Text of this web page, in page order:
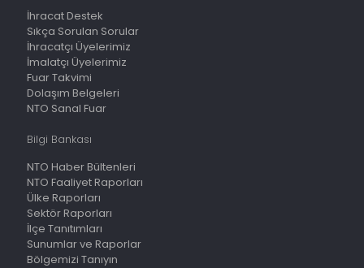
İhracat Destek
Sıkça Sorulan Sorular
İhracatçı Üyelerimiz
İmalatçı Üyelerimiz
Fuar Takvimi
Dolaşım Belgeleri
NTO Sanal Fuar
Bilgi Bankası
NTO Haber Bültenleri
NTO Faaliyet Raporları
Ülke Raporları
Sektör Raporları
İlçe Tanıtımları
Sunumlar ve Raporlar
Bölgemizi Tanıyın